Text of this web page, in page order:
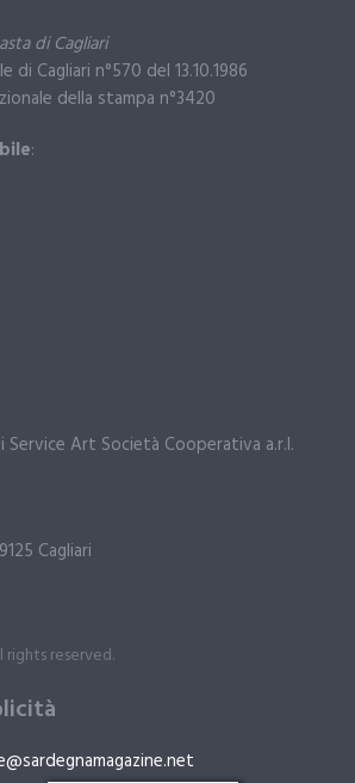
di Cagliari
di Cagliari n°570 del 13.10.1986
della stampa n°3420
:
Art Società Cooperativa a.r.l.
Cagliari
rights reserved.